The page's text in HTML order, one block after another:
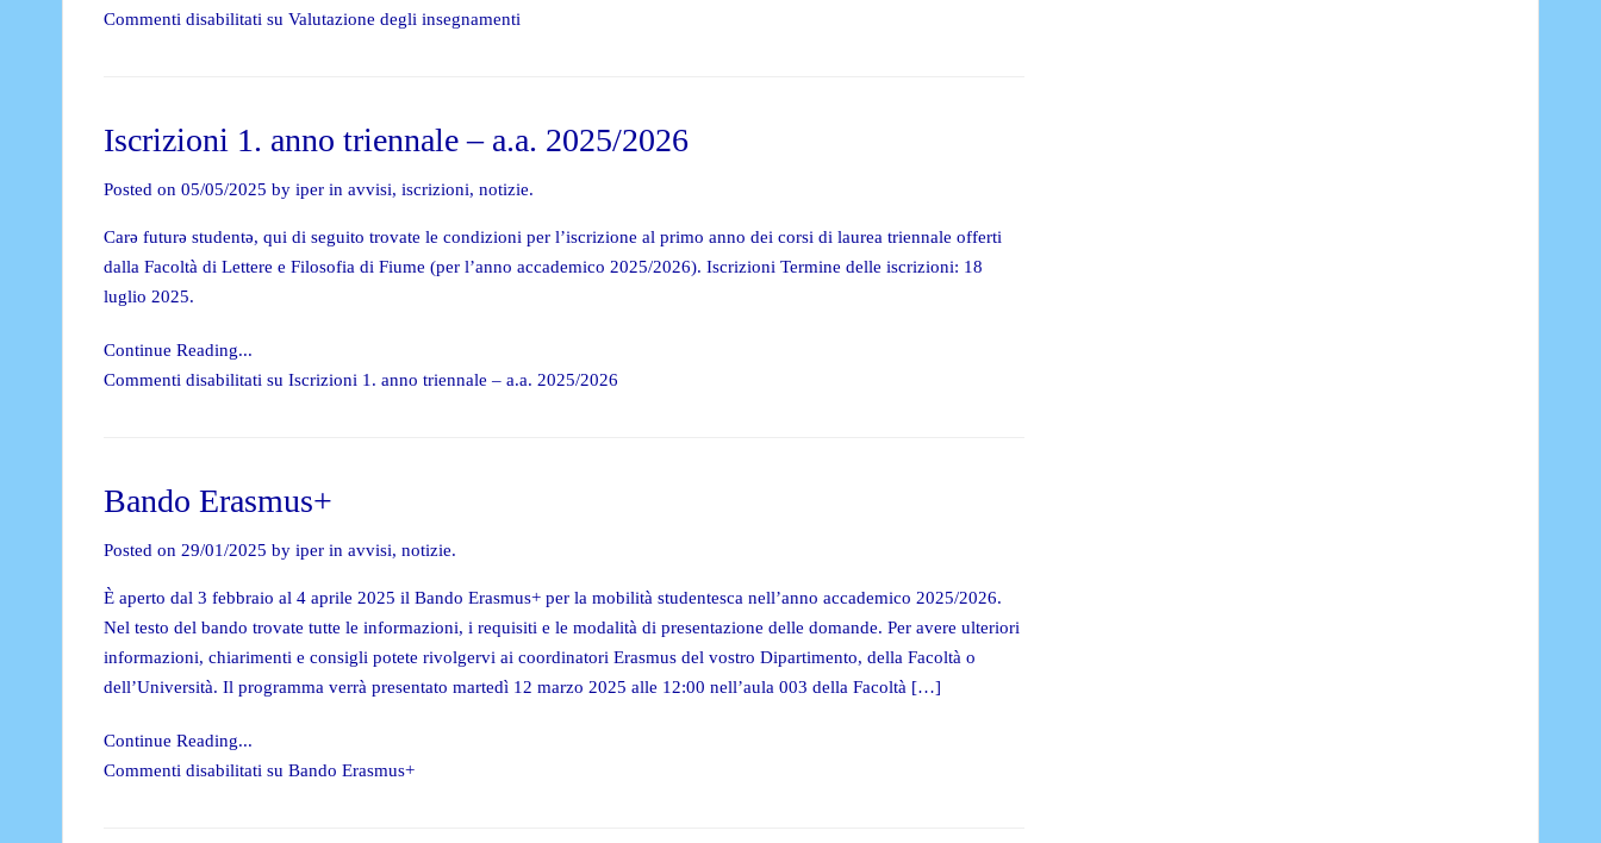
Commenti disabilitati su Valutazione degli insegnamenti
Iscrizioni 1. anno triennale – a.a. 2025/2026
Posted on 05/05/2025 by iper in avvisi, iscrizioni, notizie.
Carə futurə studentə, qui di seguito trovate le condizioni per l’iscrizione al primo anno dei corsi di laurea triennale offerti
dalla Facoltà di Lettere e Filosofia di Fiume (per l’anno accademico 2025/2026). Iscrizioni Termine delle iscrizioni: 18
luglio 2025.
Continue Reading...
Commenti disabilitati su Iscrizioni 1. anno triennale – a.a. 2025/2026
Bando Erasmus+
Posted on 29/01/2025 by iper in avvisi, notizie.
È aperto dal 3 febbraio al 4 aprile 2025 il Bando Erasmus+ per la mobilità studentesca nell’anno accademico 2025/2026.
Nel testo del bando trovate tutte le informazioni, i requisiti e le modalità di presentazione delle domande. Per avere ulteriori
informazioni, chiarimenti e consigli potete rivolgervi ai coordinatori Erasmus del vostro Dipartimento, della Facoltà o
dell’Università. Il programma verrà presentato martedì 12 marzo 2025 alle 12:00 nell’aula 003 della Facoltà […]
Continue Reading...
Commenti disabilitati su Bando Erasmus+